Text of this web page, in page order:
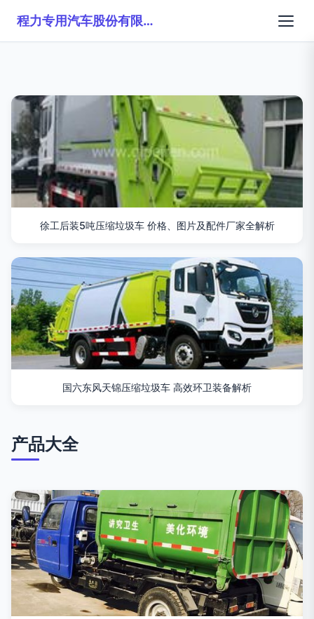
程力专用汽车股份有限公司销售二十六分公司
徐工后装5吨压缩垃圾车 价格、图片及配件厂家全解析
国六东风天锦压缩垃圾车 高效环卫装备解析
产品大全